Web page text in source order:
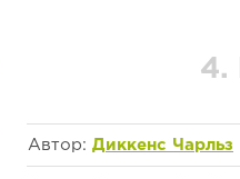
4.
Автор: Диккенс Чарльз